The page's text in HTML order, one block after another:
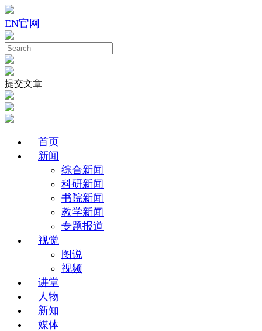
EN官网
提交文章
首页
新闻
综合新闻
科研新闻
书院新闻
教学新闻
专题报道
视觉
图说
视频
讲堂
人物
新知
媒体